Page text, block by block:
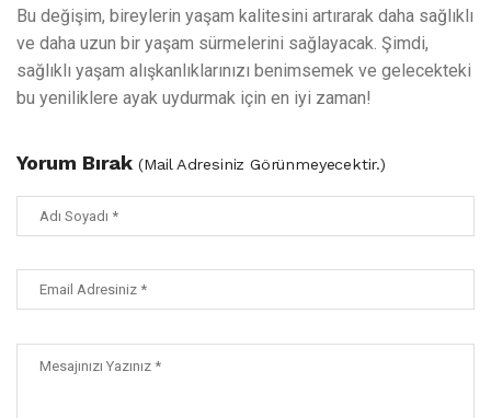
Bu değişim, bireylerin yaşam kalitesini artırarak daha sağlıklı
ve daha uzun bir yaşam sürmelerini sağlayacak. Şimdi,
sağlıklı yaşam alışkanlıklarınızı benimsemek ve gelecekteki
bu yeniliklere ayak uydurmak için en iyi zaman!
Yorum Bırak (Mail Adresiniz Görünmeyecektir.)